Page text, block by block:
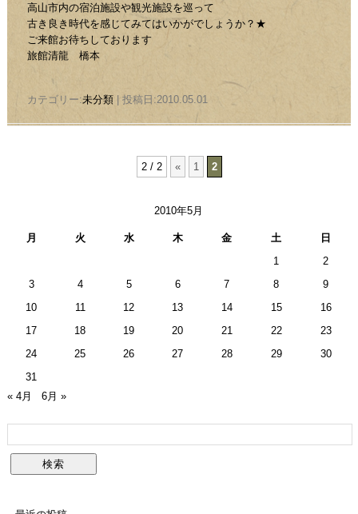
高山市内の宿泊施設や観光施設を巡って
古き良き時代を感じてみてはいかがでしょうか？★
ご来館お待ちしております
旅館清龍 橋本
カテゴリー:未分類| 投稿日:2010.05.01
2 / 2 « 1 2
2010年5月
月 火 水 木 金 土
日
1
2
3
4 5 6 7 8
9
10
11 12 13 14 15
16
17
18 19 20 21 22
23
24
25 26 27 28 29
30
31
« 4月
6月 »